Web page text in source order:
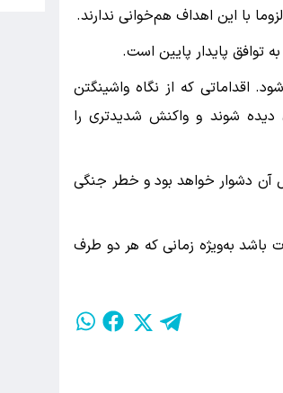
با این اهداف هم‌خوانی ندارند.
توافق پایدار پایین است.
اقداماتی که از نگاه واشینگتن
دیده شوند و واکنش شدیدتری را
آن دشوار خواهد بود و خطر جنگی
باشد به‌ویژه زمانی که هر دو طرف